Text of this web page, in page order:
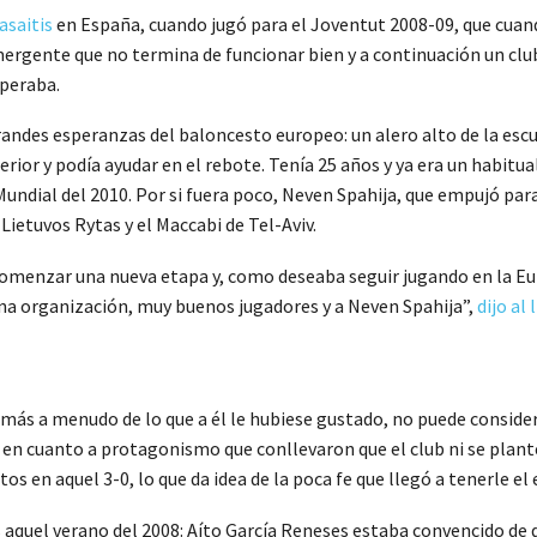
en España, cuando jugó para el Joventut 2008-09, que
que no termina de funcionar bien y a continuación un
esperanzas del baloncesto europeo: un alero alto de la
y podía ayudar en el rebote. Tenía 25 años y ya era un
del 2010. Por si fuera poco, Neven Spahija, que empujó
Rytas y el Maccabi de Tel-Aviv.
una nueva etapa y, como deseaba seguir jugando en la
organización, muy buenos jugadores y a Neven Spahija”, dijo al
a menudo de lo que a él le hubiese gustado, no puede
cuanto a protagonismo que conllevaron que el club ni se
en aquel 3-0, lo que da idea de la poca fe que llegó a tenerle
verano del 2008: Aíto García Reneses estaba convencido